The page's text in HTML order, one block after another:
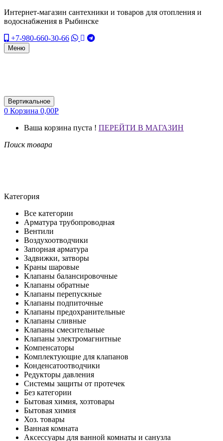
Интернет-магазин сантехники и товаров для отопления и
водоснабжения в Рыбинске
+7-980-660-30-66
Меню
Вертикальное
0 Корзина 0,00Р
Ваша корзина пуста ! ПЕРЕЙТИ В МАГАЗИН
Поиск товара
Категория
Все категории
Арматура трубопроводная
Вентили
Воздухоотводчики
Запорная арматура
Задвижки, затворы
Краны шаровые
Клапаны балансировочные
Клапаны обратные
Клапаны перепускные
Клапаны подпиточные
Клапаны предохранительные
Клапаны сливные
Клапаны смесительные
Клапаны электромагнитные
Компенсаторы
Комплектующие для клапанов
Конденсатоотводчики
Редукторы давления
Системы защиты от протечек
Без категории
Бытовая химия, хозтовары
Бытовая химия
Хоз. товары
Ванная комната
Аксессуары для ванной комнаты и санузла